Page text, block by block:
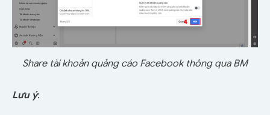
Share tài khoản quảng cáo Facebook thông qua BM
Lưu ý: